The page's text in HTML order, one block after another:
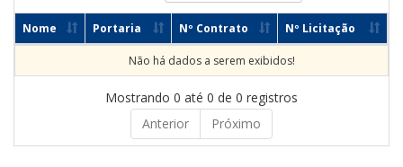
Nome Portaria Nº Contrato Nº Licitação
Não há dados a serem exibidos!
Mostrando 0 até 0 de 0 registros
Anterior
Próximo